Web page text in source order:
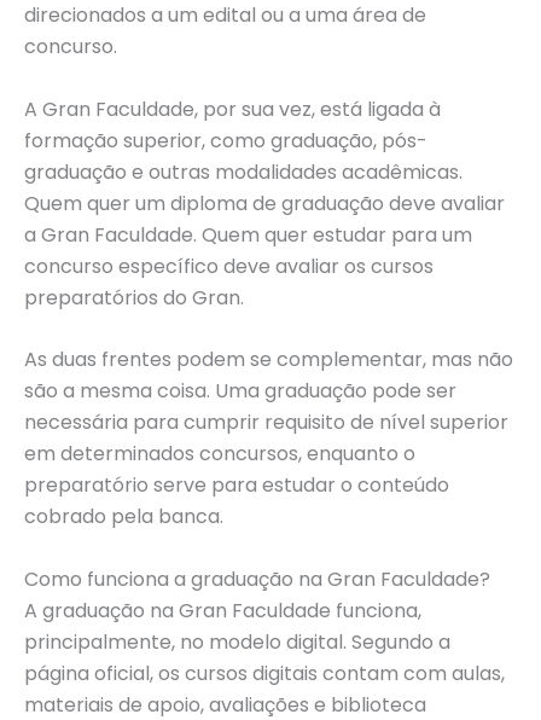
direcionados a um edital ou a uma área de
concurso.
A Gran Faculdade, por sua vez, está ligada à
formação superior, como graduação, pós-
graduação e outras modalidades acadêmicas.
Quem quer um diploma de graduação deve avaliar
a Gran Faculdade. Quem quer estudar para um
concurso específico deve avaliar os cursos
preparatórios do Gran.
As duas frentes podem se complementar, mas não
são a mesma coisa. Uma graduação pode ser
necessária para cumprir requisito de nível superior
em determinados concursos, enquanto o
preparatório serve para estudar o conteúdo
cobrado pela banca.
Como funciona a graduação na Gran Faculdade?
A graduação na Gran Faculdade funciona,
principalmente, no modelo digital. Segundo a
página oficial, os cursos digitais contam com aulas,
materiais de apoio, avaliações e biblioteca